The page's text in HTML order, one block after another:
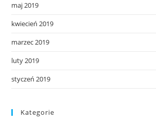
maj 2019
kwiecień 2019
marzec 2019
luty 2019
styczeń 2019
Kategorie